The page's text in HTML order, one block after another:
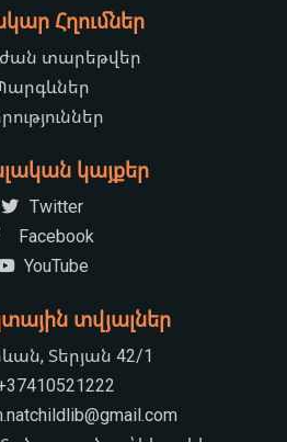
Հղումներ
տարեթվեր
կայքեր
Twitter
Facebook
YouTube
տվյալներ
Տերյան 42/1